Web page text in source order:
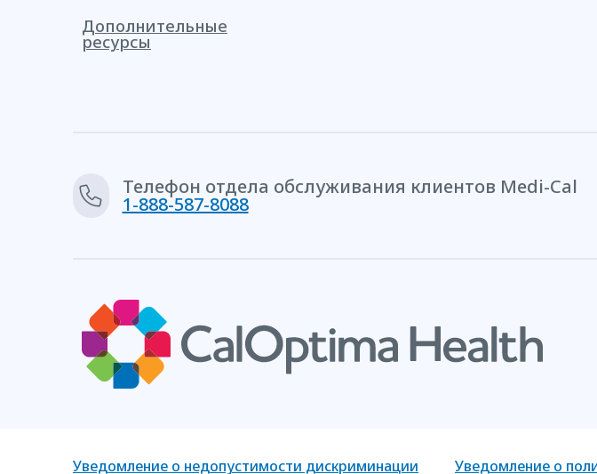
Дополнительные
ресурсы
Телефон отдела обслуживания клиентов Medi-Cal
1-888-587-8088
Уведомление о недопустимости дискриминации Уведомление о